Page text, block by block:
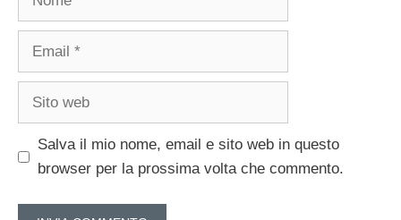
Email
Sito
Salva il mio nome, email e sito web in questo
browser per la prossima volta che commento.